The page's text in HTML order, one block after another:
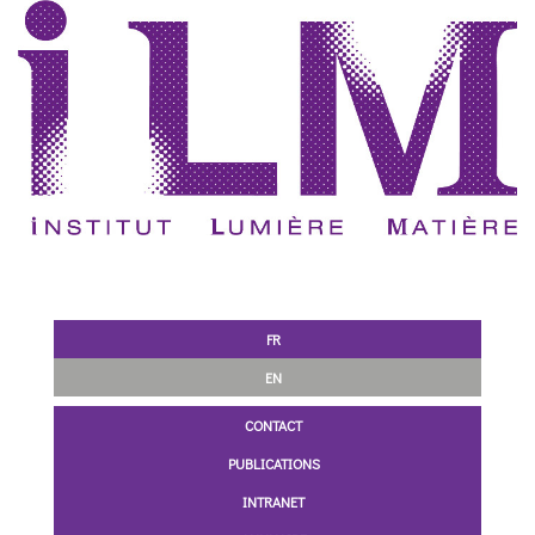
FR
EN
CONTACT
PUBLICATIONS
INTRANET